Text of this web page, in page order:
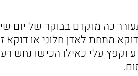
כה מוקדם בבוקר של יום
מתחת לאדן חלוני או דוקא
עלי כאילו הכישו נחש רע